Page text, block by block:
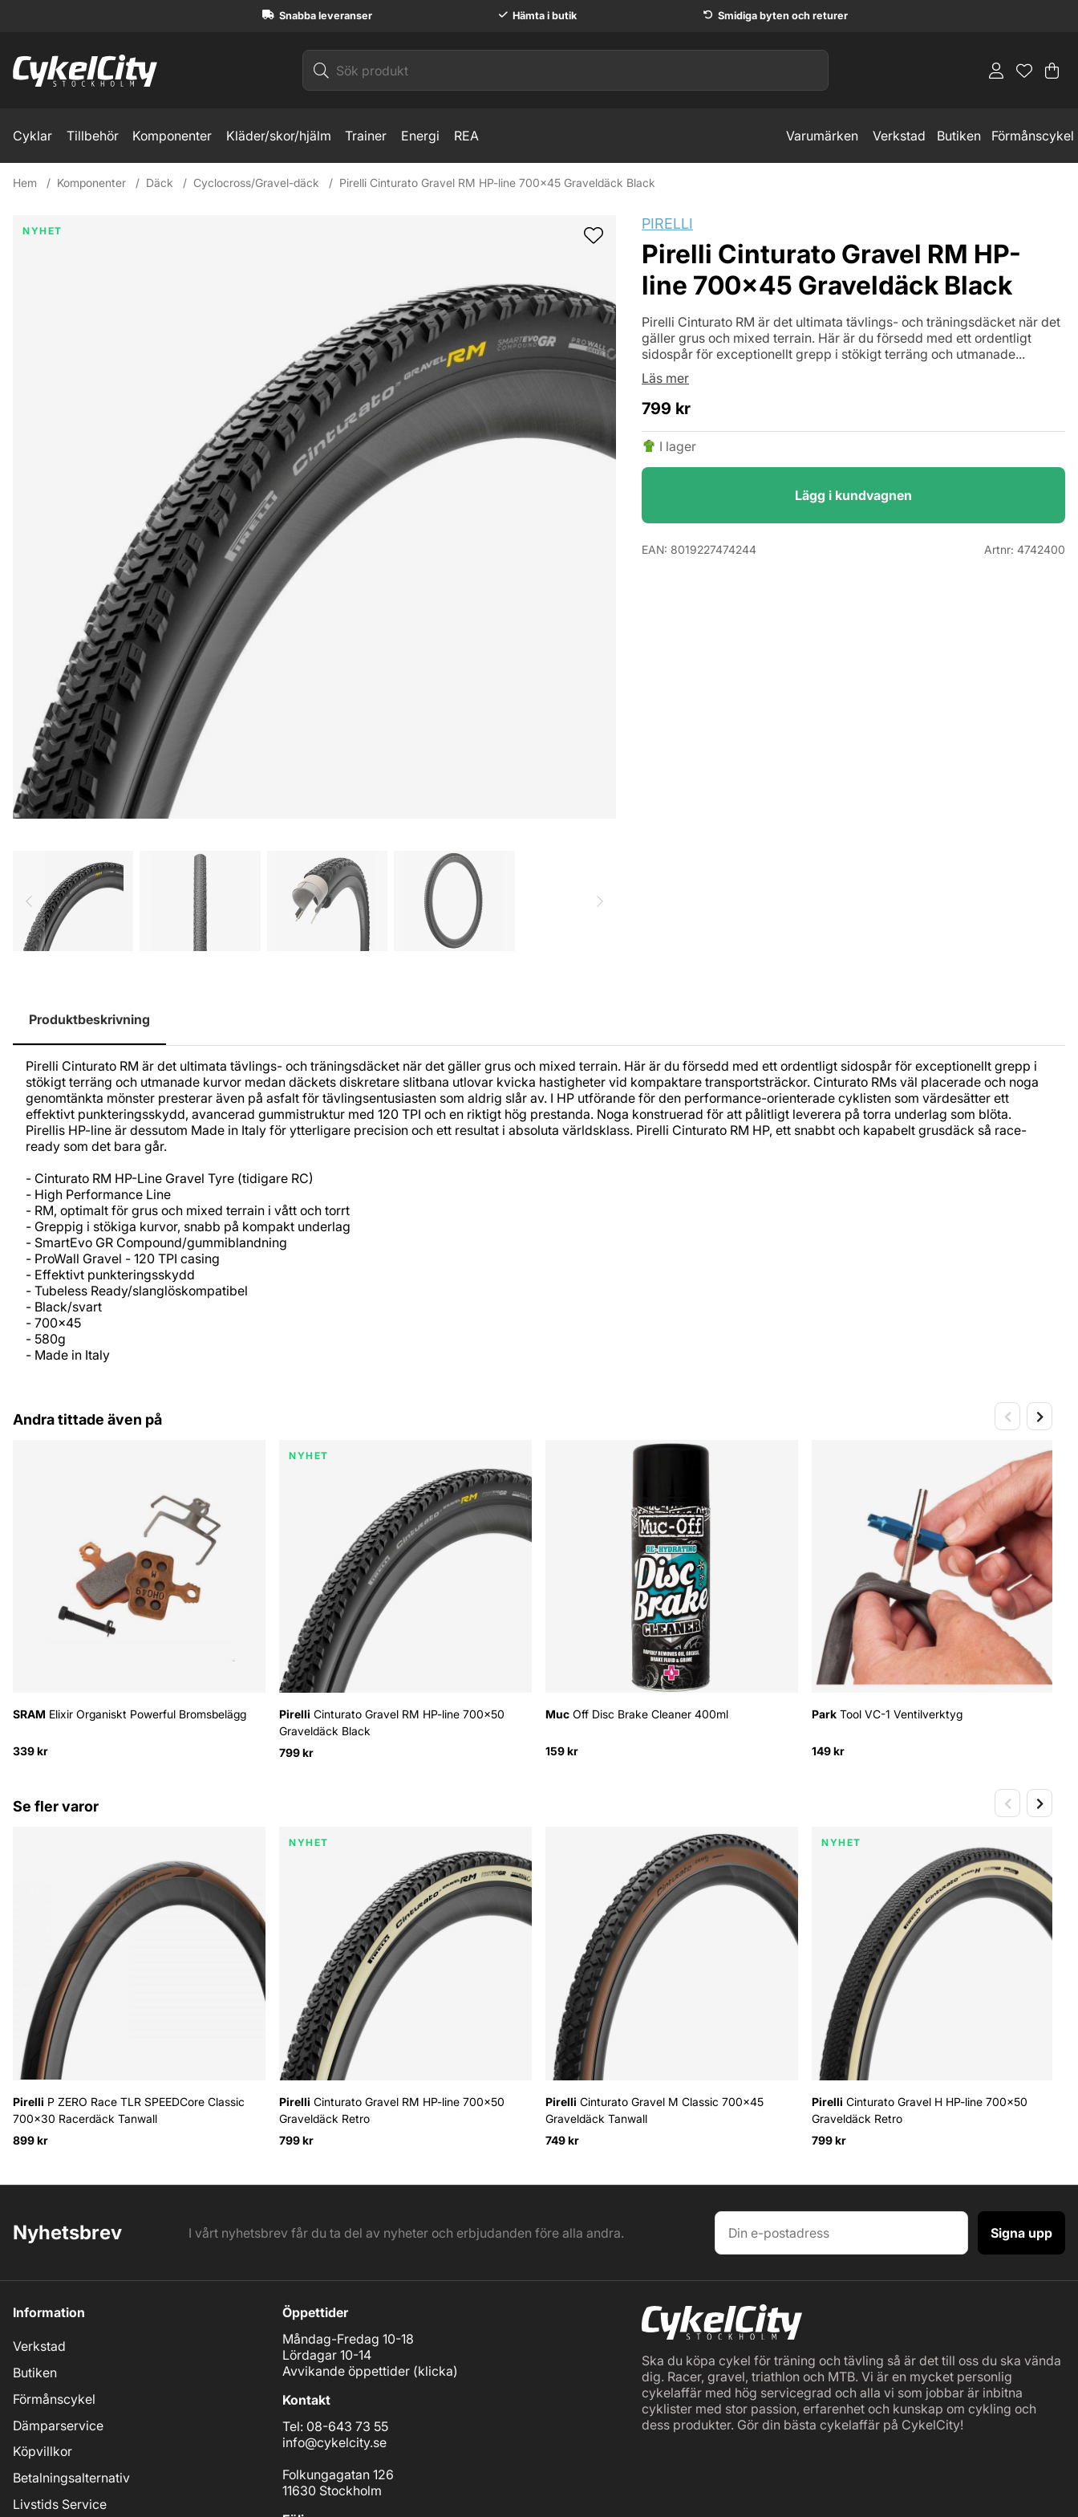
Snabba leveranser Hämta i butik Smidiga byten och returer
.
Cyklar Tillbehör Komponenter Kläder/skor/hjälm Trainer Energi REA Varumärken Verkstad Butiken Förmånscykel
Hem Komponenter Däck Cyclocross/Gravel-däck Pirelli Cinturato Gravel RM HP-line 700x45 Graveldäck Black
NYHET
Produktbilder Pirelli Cinturato Gravel RM HP-line 700x45 Graveldäck Black PIRELLI
Pirelli Cinturato Gravel RM HP-
line 700x45 Graveldäck Black
Pirelli Cinturato RM är det ultimata tävlings- och träningsdäcket när det
gäller grus och mixed terrain. Här är du försedd med ett ordentligt
sidospår för exceptionellt grepp i stökigt terräng och utmanade...
Läs mer
799 kr
I lager
Lägg i kundvagnen
EAN: 8019227474244 Artnr: 4742400
Produktbeskrivning
Pirelli Cinturato RM är det ultimata tävlings- och träningsdäcket när det gäller grus och mixed terrain. Här är du försedd med ett ordentligt sidospår för exceptionellt grepp i
stökigt terräng och utmanade kurvor medan däckets diskretare slitbana utlovar kvicka hastigheter vid kompaktare transportsträckor. Cinturato RMs väl placerade och noga
genomtänkta mönster presterar även på asfalt för tävlingsentusiasten som aldrig slår av. I HP utförande för den performance-orienterade cyklisten som värdesätter ett
effektivt punkteringsskydd, avancerad gummistruktur med 120 TPI och en riktigt hög prestanda. Noga konstruerad för att pålitligt leverera på torra underlag som blöta.
Pirellis HP-line är dessutom Made in Italy för ytterligare precision och ett resultat i absoluta världsklass. Pirelli Cinturato RM HP, ett snabbt och kapabelt grusdäck så race-
ready som det bara går.
- Cinturato RM HP-Line Gravel Tyre (tidigare RC)
- High Performance Line
- RM, optimalt för grus och mixed terrain i vått och torrt
- Greppig i stökiga kurvor, snabb på kompakt underlag
- SmartEvo GR Compound/gummiblandning
- ProWall Gravel - 120 TPI casing
- Effektivt punkteringsskydd
- Tubeless Ready/slanglöskompatibel
- Black/svart
- 700x45
- 580g
- Made in Italy
Andra tittade även på
SRAM Elixir Organiskt Powerful Bromsbelägg
339 kr
NYHET
Pirelli Cinturato Gravel RM HP-line 700x50
Graveldäck Black
799 kr
Muc Off Disc Brake Cleaner 400ml
159 kr
Park Tool VC-1 Ventilverktyg
149 kr
Se fler varor
Pirelli P ZERO Race TLR SPEEDCore Classic
700x30 Racerdäck Tanwall
899 kr
NYHET
Pirelli Cinturato Gravel RM HP-line 700x50
Graveldäck Retro
799 kr
Pirelli Cinturato Gravel M Classic 700x45
Graveldäck Tanwall
749 kr
NYHET
Pirelli Cinturato Gravel H HP-line 700x50
Graveldäck Retro
799 kr
Nyhetsbrev I vårt nyhetsbrev får du ta del av nyheter och erbjudanden före alla andra. Signa upp
Information
Verkstad
Butiken
Förmånscykel
Dämparservice
Köpvillkor
Betalningsalternativ
Livstids Service
Öppettider
Måndag-Fredag 10-18
Lördagar 10-14
Avvikande öppettider (klicka)
Kontakt
Tel: 08-643 73 55
info@cykelcity.se
Folkungagatan 126
11630 Stockholm
Ska du köpa cykel för träning och tävling så är det till oss du ska vända
dig. Racer, gravel, triathlon och MTB. Vi är en mycket personlig
cykelaffär med hög servicegrad och alla vi som jobbar är inbitna
cyklister med stor passion, erfarenhet och kunskap om cykling och
dess produkter. Gör din bästa cykelaffär på CykelCity!